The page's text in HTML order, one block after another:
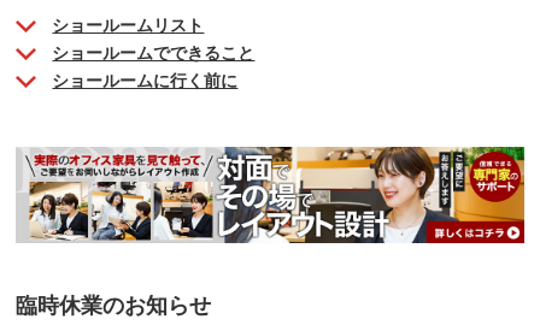
ショールームリスト
ショールームでできること
ショールームに行く前に
臨時休業のお知らせ